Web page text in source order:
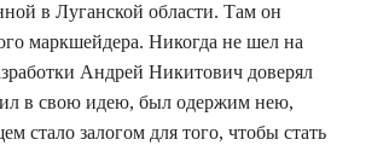
в Луганской области. Там он
маркшейдера. Никогда не шел на
Андрей Никитович доверял
в свою идею, был одержим нею,
стало залогом для того, чтобы стать